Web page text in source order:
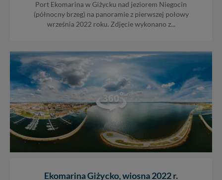
Port Ekomarina w Giżycku nad jeziorem Niegocin
(północny brzeg) na panoramie z pierwszej połowy
września 2022 roku. Zdjęcie wykonano z...
Ekomarina Giżycko, wiosna 2022 r.